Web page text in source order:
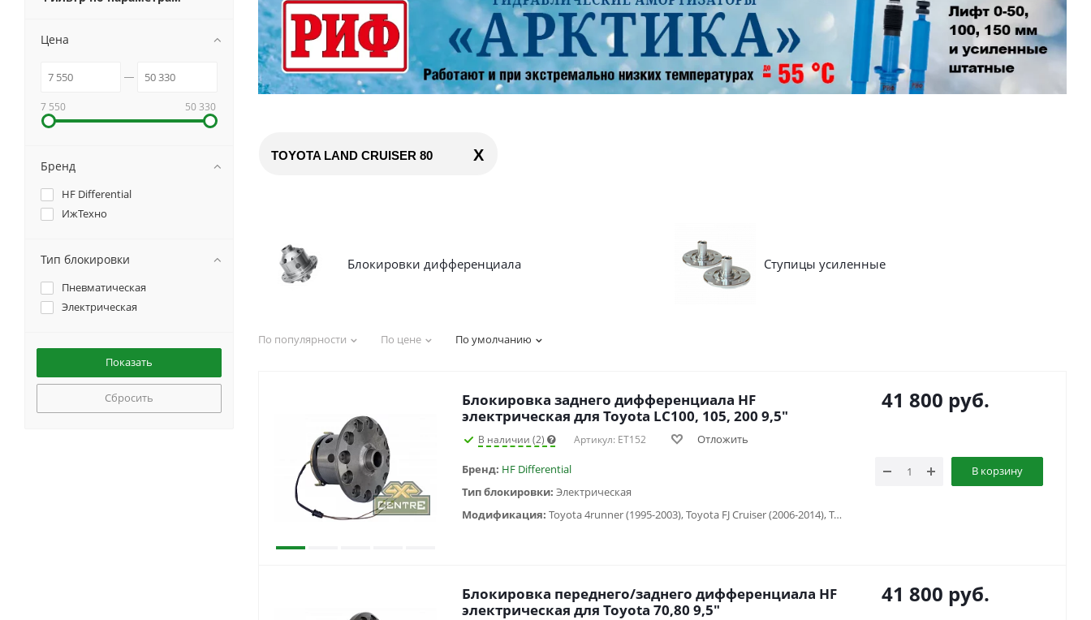
TOYOTA LAND CRUISER 80 X
Блокировки дифференциала Ступицы усиленные
По популярности По цене По умолчанию
Блокировка заднего дифференциала HF
электрическая для Toyota LC100, 105, 200 9,5"
В наличии (2) Артикул: ET152 Отложить
Бренд: HF Differential
Тип блокировки: Электрическая
Модификация:
Toyota 4runner (1995-2003), Toyota FJ Cruiser (2006-2014), Toyota Fortuner (2005-2016), Toyota HiLux SURF 130 (1988-1997), Toyota Hilux V (1983-1997), Toyota Hilux VII (2005-2014), Toyota Land Cruiser 100 (1997-2007), Toyota Land Cruiser 105 (1998-2006), Toyota Land Cruiser 40 (1960-1984) , Toyota Land Cruiser 60 (1980-1990) , Toyota Land Cruiser 70 (1990-1996), Toyota Land Cruiser 71 (1984-...), Toyota Land Cruiser 73 (1990-1996), Toyota Land Cruiser 75 (1984-2013), Toyota Land Cruiser 76 (2007-...), Toyota Land Cruiser 78 (2006-...), Toyota Land Cruiser 79 (1984-2006), Toyota Land Cruiser 80 (1988-1998), Toyota Land Cruiser Prado 120 (2002-2009), Toyota Land Cruiser Prado 90/95 (1996-2002)
41 800 руб.
В корзину
Блокировка переднего/заднего дифференциала HF
электрическая для Toyota 70,80 9,5"
41 800 руб.
Цена
7 550 50 330
Бренд
HF Differential
ИжТехно
Тип блокировки
Пневматическая
Электрическая
Сбросить